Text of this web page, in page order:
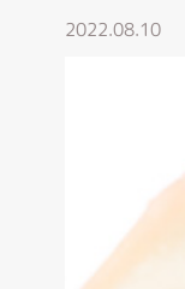
2022.08.10